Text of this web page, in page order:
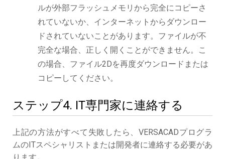
ルが外部フラッシュメモリから完全にコピーさ
れていないか、インターネットからダウンロー
ドされていないことがあります。ファイルが不
完全な場合、正しく開くことができません。こ
の場合、ファイル2Dを再度ダウンロードまたは
コピーしてください。
ステップ4. IT専門家に連絡する
上記の方法がすべて失敗したら、VERSACADプログラ
ムのITスペシャリストまたは開発者に連絡する必要があ